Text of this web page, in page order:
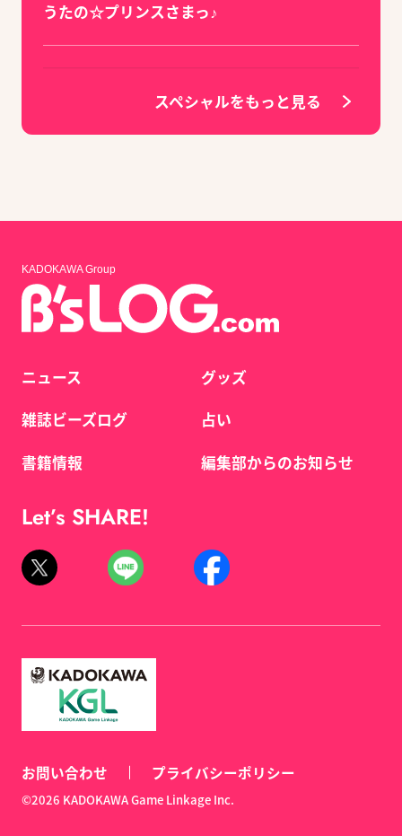
うたの☆プリンスさまっ♪
スペシャルをもっと見る
KADOKAWA Group
ニュース
雑誌ビーズログ
書籍情報
グッズ
占い
編集部からのお知らせ
Let’s SHARE!
お問い合わせ プライバシーポリシー
©2026 KADOKAWA Game Linkage Inc.